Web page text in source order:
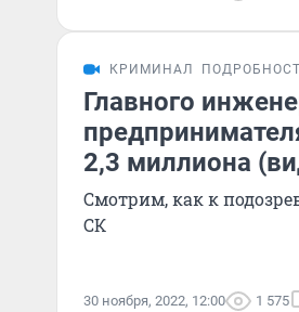
КРИМИНАЛ
Главного
2,3 миллиона
Смотрим, как к
СК
30 ноября, 2022, 12:00 1 575